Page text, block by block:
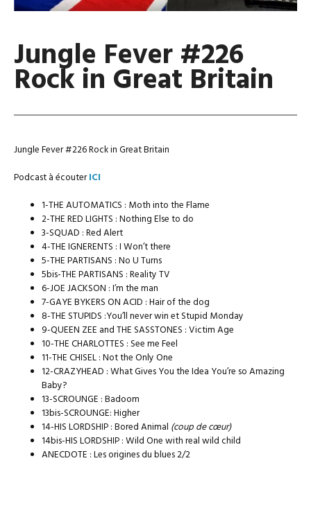
Jungle Fever #226
Rock in Great Britain
Jungle Fever #226 Rock in Great Britain
Podcast à écouterICI
1-THE AUTOMATICS : Moth into the Flame
2-THE RED LIGHTS : Nothing Else to do
3-SQUAD : Red Alert
4-THE IGNERENTS : I Won’t there
5-THE PARTISANS : No U Turns
5bis-THE PARTISANS : Reality TV
6-JOE JACKSON : I’m the man
7-GAYE BYKERS ON ACID : Hair of the dog
8-THE STUPIDS :You’ll never win et Stupid Monday
9-QUEEN ZEE and THE SASSTONES : Victim Age
10-THE CHARLOTTES : See me Feel
11-THE CHISEL : Not the Only One
12-CRAZYHEAD : What Gives You the Idea You’re so Amazing
Baby?
13-SCROUNGE : Badoom
13bis-SCROUNGE: Higher
14-HIS LORDSHIP : Bored Animal (coup de cœur)
14bis-HIS LORDSHIP : Wild One with real wild child
ANECDOTE : Les origines du blues 2/2